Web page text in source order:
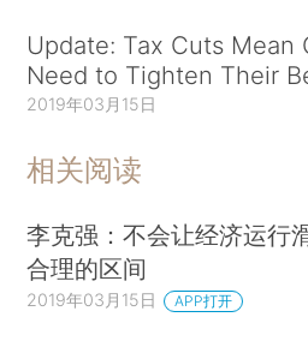
Update: Tax Cuts Mean
Need to Tighten Their
2019年03月15日
相关阅读
李克强：不会让经济运行
合理的区间
2019年03月15日 APP打开